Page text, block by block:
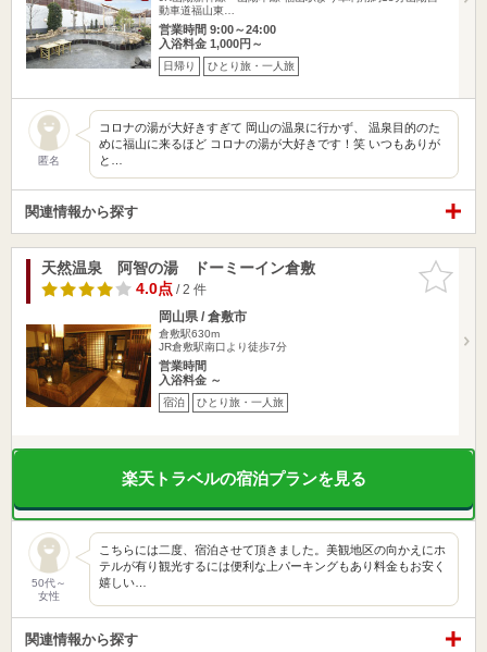
動車道福山東…
営業時間 9:00～24:00
入浴料金 1,000円～
日帰り ひとり旅・一人旅
匿名
コロナの湯が大好きすぎて 岡山の温泉に行かず、 温泉目的のた
めに福山に来るほど コロナの湯が大好きです！笑 いつもありが
と…
関連情報から探す
お気に入
りに追加
天然温泉 阿智の湯 ドーミーイン倉敷
4.0点/ 2 件
岡山県 / 倉敷市
倉敷駅630m
JR倉敷駅南口より徒歩7分
営業時間
入浴料金 ～
宿泊 ひとり旅・一人旅
楽天トラベルの宿泊プランを見る
50代～
女性
こちらには二度、宿泊させて頂きました。美観地区の向かえにホ
テルが有り観光するには便利な上パーキングもあり料金もお安く
嬉しい…
関連情報から探す